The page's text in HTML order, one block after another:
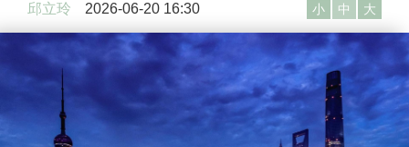
邱立玲 2026-06-20 16:30 小 中 大